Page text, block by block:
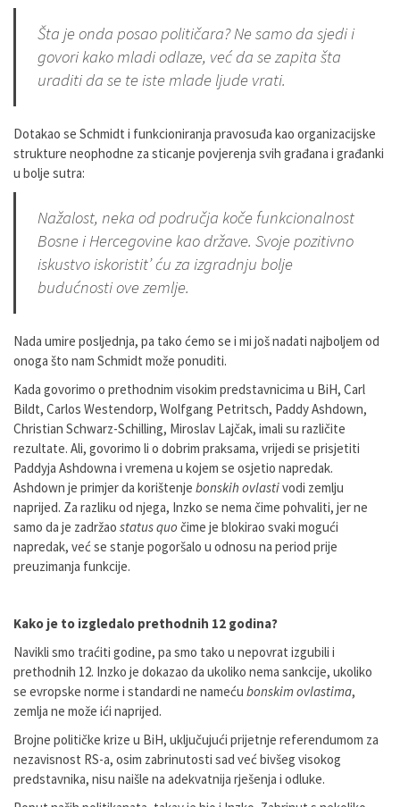
Šta je onda posao političara? Ne samo da sjedi i
govori kako mladi odlaze, već da se zapita šta
uraditi da se te iste mlade ljude vrati.
Dotakao se Schmidt i funkcioniranja pravosuđa kao organizacijske
strukture neophodne za sticanje povjerenja svih građana i građanki
u bolje sutra:
Nažalost, neka od područja koče funkcionalnost
Bosne i Hercegovine kao države. Svoje pozitivno
iskustvo iskoristit’ ću za izgradnju bolje
budućnosti ove zemlje.
Nada umire posljednja, pa tako ćemo se i mi još nadati najboljem od
onoga što nam Schmidt može ponuditi.
Kada govorimo o prethodnim visokim predstavnicima u BiH, Carl
Bildt, Carlos Westendorp, Wolfgang Petritsch, Paddy Ashdown,
Christian Schwarz-Schilling, Miroslav Lajčak, imali su različite
rezultate. Ali, govorimo li o dobrim praksama, vrijedi se prisjetiti
Paddyja Ashdowna i vremena u kojem se osjetio napredak.
Ashdown je primjer da korištenje bonskih ovlastivodi zemlju
naprijed. Za razliku od njega, Inzko se nema čime pohvaliti, jer ne
samo da je zadržao status quo čime je blokirao svaki mogući
napredak, već se stanje pogoršalo u odnosu na period prije
preuzimanja funkcije.
Kako je to izgledalo prethodnih 12 godina?
Navikli smo traćiti godine, pa smo tako u nepovrat izgubili i
prethodnih 12. Inzko je dokazao da ukoliko nema sankcije, ukoliko
se evropske norme i standardi ne nameću bonskim ovlastima,
zemlja ne može ići naprijed.
Brojne političke krize u BiH, uključujući prijetnje referendumom za
nezavisnost RS-a, osim zabrinutosti sad već bivšeg visokog
predstavnika, nisu naišle na adekvatnija rješenja i odluke.